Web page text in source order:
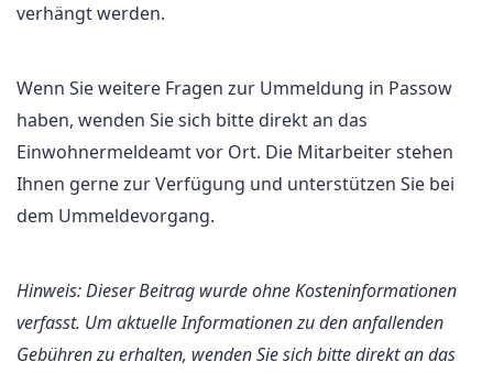
verhängt werden.
Wenn Sie weitere Fragen zur Ummeldung in Passow
haben, wenden Sie sich bitte direkt an das
Einwohnermeldeamt vor Ort. Die Mitarbeiter stehen
Ihnen gerne zur Verfügung und unterstützen Sie bei
dem Ummeldevorgang.
Hinweis: Dieser Beitrag wurde ohne Kosteninformationen
verfasst. Um aktuelle Informationen zu den anfallenden
Gebühren zu erhalten, wenden Sie sich bitte direkt an das